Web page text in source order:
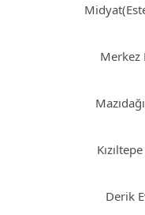
Merkez
Derik